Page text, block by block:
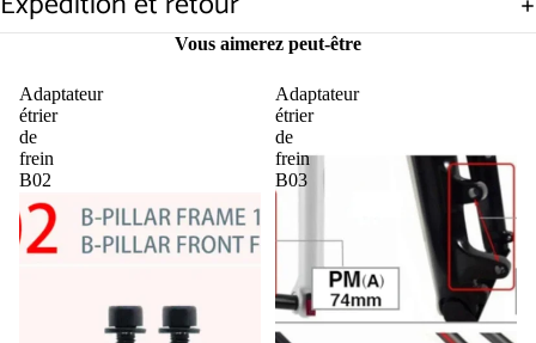
plein
Vous aimerez peut-être
Adaptateur
étrier
de
frein
B02
Adaptateur
étrier
de
frein
B03